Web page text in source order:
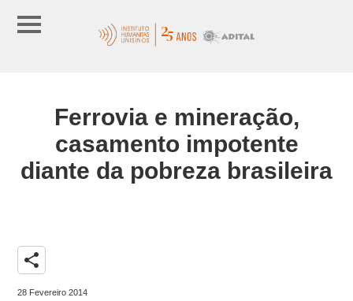
Ferrovia e mineração,
casamento impotente
diante da pobreza brasileira
share
28 Fevereiro 2014